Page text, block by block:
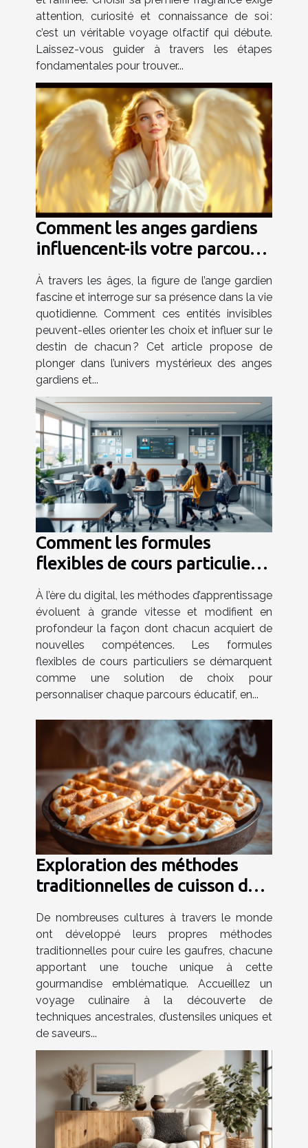
attention, curiosité et connaissance de soi :
c’est un véritable voyage olfactif qui débute.
Laissez-vous guider à travers les étapes
fondamentales pour trouver...
Comment les anges gardiens
influencent-ils votre parcours
de vie ?
À travers les âges, la figure de l’ange gardien
fascine et interroge sur sa présence dans la vie
quotidienne. Comment ces entités invisibles
peuvent-elles orienter les choix et influer sur le
destin de chacun ? Cet article propose de
plonger dans l’univers mystérieux des anges
gardiens et...
Comment les formules
flexibles de cours particuliers
favorisent-elles
l'apprentissage personnalisé ?
À l’ère du digital, les méthodes d’apprentissage
évoluent à grande vitesse et modifient en
profondeur la façon dont chacun acquiert de
nouvelles compétences. Les formules
flexibles de cours particuliers se démarquent
comme une solution de choix pour
personnaliser chaque parcours éducatif, en...
Exploration des méthodes
traditionnelles de cuisson des
De nombreuses cultures à travers le monde
ont développé leurs propres méthodes
traditionnelles pour cuire les gaufres, chacune
apportant une touche unique à cette
gourmandise emblématique. Accueillez un
voyage culinaire à la découverte de
techniques ancestrales, d’ustensiles uniques et
de saveurs...